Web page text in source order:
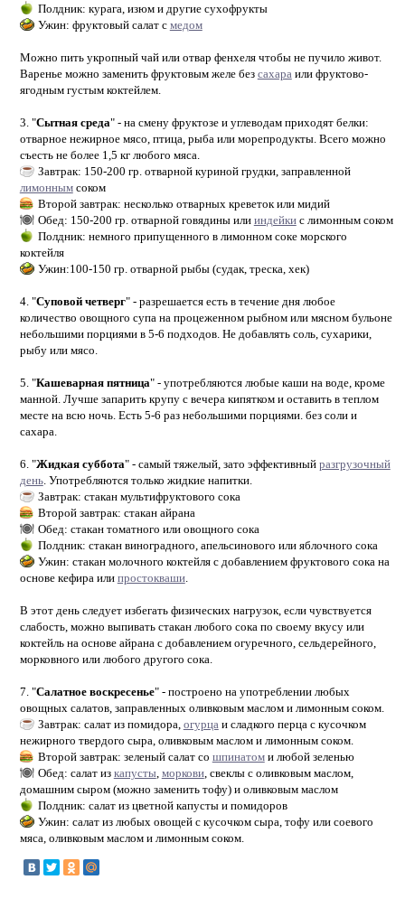
Полдник: курага, изюм и другие сухофрукты
Ужин: фруктовый салат с медом
Можно пить укропный чай или отвар фенхеля чтобы не пучило живот.
Варенье можно заменить фруктовым желе без сахара или фруктово-
ягодным густым коктейлем.
3. "Сытная среда" - на смену фруктозе и углеводам приходят белки:
отварное нежирное мясо, птица, рыба или морепродукты. Всего можно
съесть не более 1,5 кг любого мяса.
Завтрак: 150-200 гр. отварной куриной грудки, заправленной
лимоннымсоком
Второй завтрак: несколько отварных креветок или мидий
Обед: 150-200 гр. отварной говядины или индейкис лимонным соком
Полдник: немного припущенного в лимонном соке морского
коктейля
Ужин:100-150 гр. отварной рыбы (судак, треска, хек)
4. "Суповой четверг" - разрешается есть в течение дня любое
количество овощного супа на процеженном рыбном или мясном бульоне
небольшими порциями в 5-6 подходов. Не добавлять соль, сухарики,
рыбу или мясо.
5. "Кашеварная пятница" - употребляются любые каши на воде, кроме
манной. Лучше запарить крупу с вечера кипятком и оставить в теплом
месте на всю ночь. Есть 5-6 раз небольшими порциями. без соли и
сахара.
6. "Жидкая суббота" - самый тяжелый, зато эффективный разгрузочный
день. Употребляются только жидкие напитки.
Завтрак: стакан мультифруктового сока
Второй завтрак: стакан айрана
Обед: стакан томатного или овощного сока
Полдник: стакан виноградного, апельсинового или яблочного сока
Ужин: стакан молочного коктейля с добавлением фруктового сока на
основе кефира или простокваши.
В этот день следует избегать физических нагрузок, если чувствуется
слабость, можно выпивать стакан любого сока по своему вкусу или
коктейль на основе айрана с добавлением огуречного, сельдерейного,
морковного или любого другого сока.
7. "Салатное воскресенье" - построено на употреблении любых
овощных салатов, заправленных оливковым маслом и лимонным соком.
Завтрак: салат из помидора, огурца и сладкого перца с кусочком
нежирного твердого сыра, оливковым маслом и лимонным соком.
Второй завтрак: зеленый салат со шпинатоми любой зеленью
Обед: салат из капусты, моркови, свеклы с оливковым маслом,
домашним сыром (можно заменить тофу) и оливковым маслом
Полдник: салат из цветной капусты и помидоров
Ужин: салат из любых овощей с кусочком сыра, тофу или соевого
мяса, оливковым маслом и лимонным соком.